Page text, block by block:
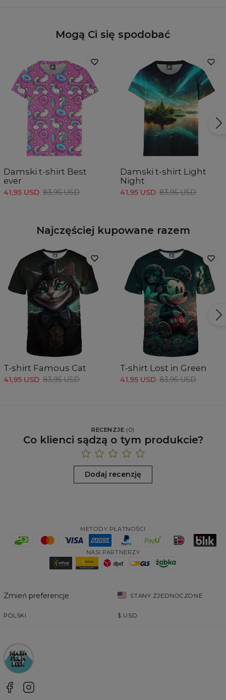
Mogą Ci się spodobać
Damski t-shirt Best
ever
41,95 USD 83,95 USD
Damski t-shirt Light
Night
41,95 USD 83,95 USD
Najczęściej kupowane razem
T-shirt Famous Cat
41,95 USD 83,95 USD
T-shirt Lost in Green
41,95 USD 83,95 USD
RECENZJE (0)
Co klienci sądzą o tym produkcie?
Dodaj recenzję
METODY PŁATNOŚCI
NASI PARTNERZY
Zmień preferencje STANY ZJEDNOCZONE
POLSKI $ USD